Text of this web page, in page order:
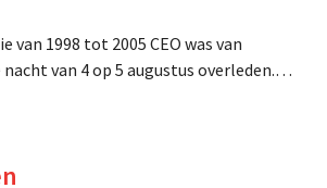
van 1998 tot 2005 CEO was van
van 4 op 5 augustus overleden.